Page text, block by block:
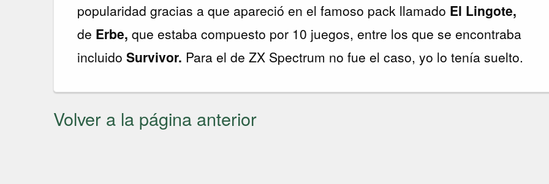
popularidad gracias a que apareció en el famoso pack llamado El Lingote,
de Erbe, que estaba compuesto por 10 juegos, entre los que se encontraba
incluidoSurvivor. Para el de ZX Spectrum no fue el caso, yo lo tenía suelto.
Volver a la página anterior